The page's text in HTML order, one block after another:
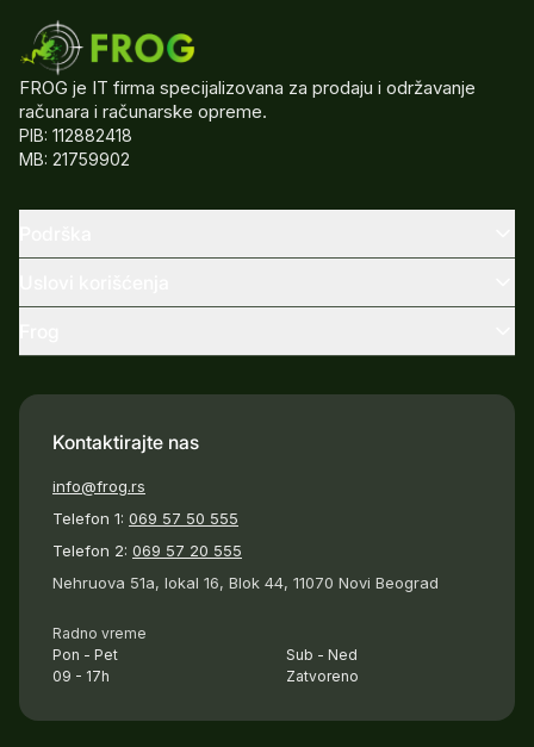
FROG je IT firma specijalizovana za prodaju i održavanje
računara i računarske opreme.
PIB: 112882418
MB: 21759902
Kontaktirajte nas
info@frog.rs
Telefon 1: 069 57 50 555
Telefon 2: 069 57 20 555
Nehruova 51a, lokal 16, Blok 44, 11070 Novi Beograd
Radno vreme
Pon - Pet
09 - 17h
Sub - Ned
Zatvoreno